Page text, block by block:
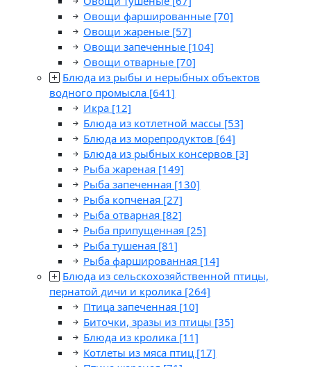
Овощи фаршированные [70]
Овощи жареные [57]
Овощи запеченные [104]
Овощи отварные [70]
Блюда из рыбы и нерыбных объектов
водного промысла [641]
Икра [12]
Блюда из котлетной массы [53]
Блюда из морепродуктов [64]
Блюда из рыбных консервов [3]
Рыба жареная [149]
Рыба запеченная [130]
Рыба копченая [27]
Рыба отварная [82]
Рыба припущенная [25]
Рыба тушеная [81]
Рыба фаршированная [14]
Блюда из сельскохозяйственной птицы,
пернатой дичи и кролика [264]
Птица запеченная [10]
Биточки, зразы из птицы [35]
Блюда из кролика [11]
Котлеты из мяса птиц [17]